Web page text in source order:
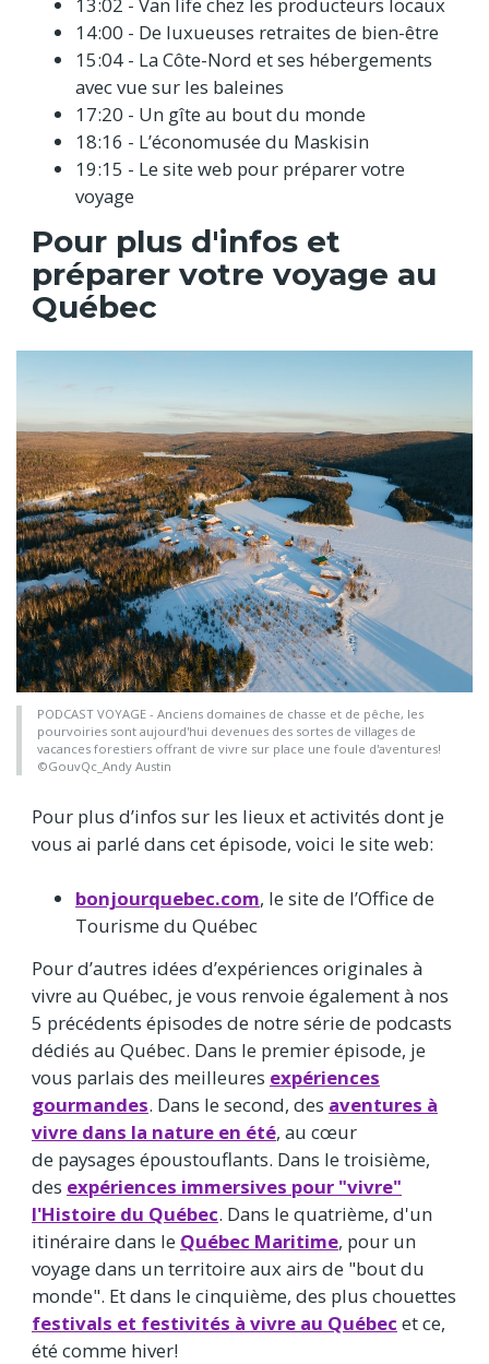
13:02 - Van life chez les producteurs locaux
14:00 - De luxueuses retraites de bien-être
15:04 - La Côte-Nord et ses hébergements
avec vue sur les baleines
17:20 - Un gîte au bout du monde
18:16 - L’économusée du Maskisin
19:15 - Le site web pour préparer votre
voyage
Pour plus d'infos et
préparer votre voyage au
Québec
PODCAST VOYAGE - Anciens domaines de chasse et de pêche, les
pourvoiries sont aujourd'hui devenues des sortes de villages de
vacances forestiers offrant de vivre sur place une foule d'aventures!
©GouvQc_Andy Austin
Pour plus d’infos sur les lieux et activités dont je
vous ai parlé dans cet épisode, voici le site web:
bonjourquebec.com, le site de l’Office de
Tourisme du Québec
Pour d’autres idées d’expériences originales à
vivre au Québec, je vous renvoie également à nos
5 précédents épisodes de notre série de podcasts
dédiés au Québec. Dans le premier épisode, je
vous parlais des meilleures expériences
gourmandes. Dans le second, des aventures à
vivre dans la nature en été, au cœur
de paysages époustouflants. Dans le troisième,
des expériences immersives pour "vivre"
l'Histoire du Québec. Dans le quatrième, d'un
itinéraire dans le Québec Maritime, pour un
voyage dans un territoire aux airs de "bout du
monde". Et dans le cinquième, des plus chouettes
festivals et festivités à vivre au Québec et ce,
été comme hiver!